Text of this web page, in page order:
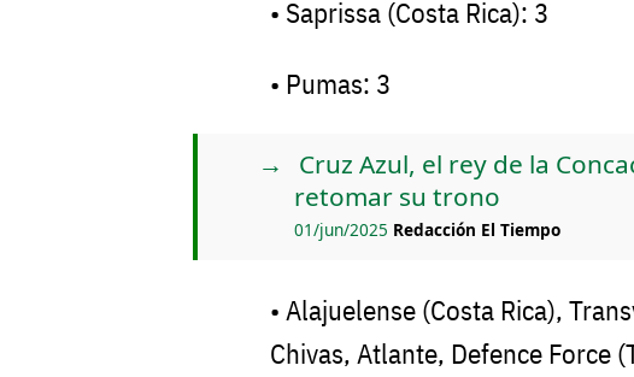
• Saprissa (Costa Rica): 3
• Pumas: 3
Cruz Azul, el rey de la
retomar su trono
01/jun/2025 Redacción El Tiempo
• Alajuelense (Costa Rica),
Chivas, Atlante, Defence Force